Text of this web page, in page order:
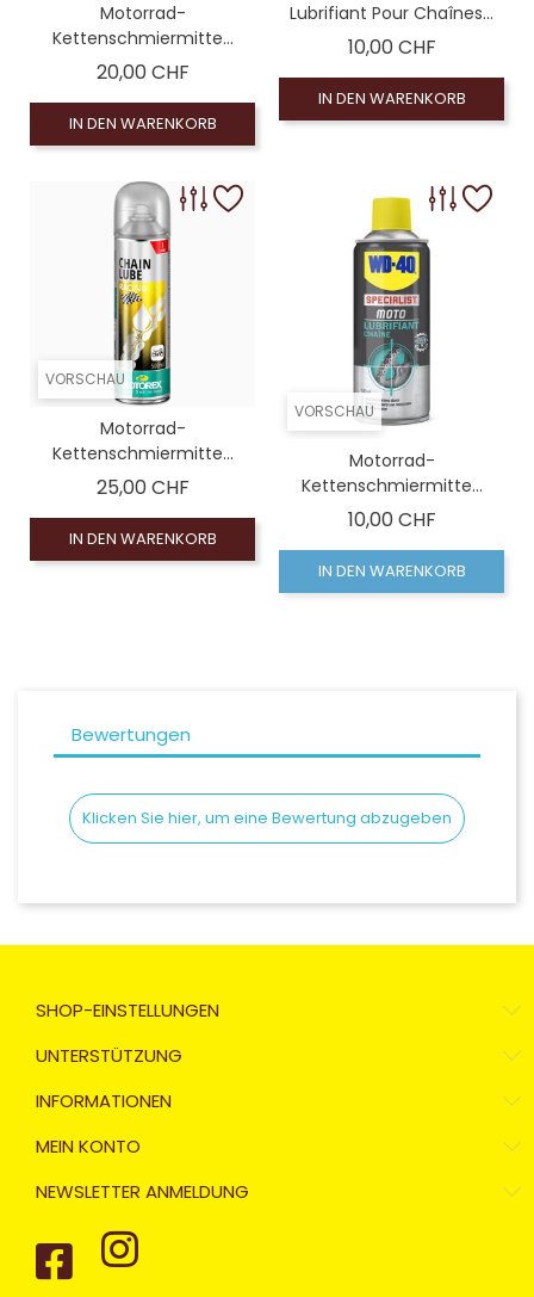
Motorrad-
Kettenschmiermitte...
20,00 CHFPreis
IN DEN WARENKORB
Lubrifiant Pour Chaînes...
10,00 CHFPreis
IN DEN WARENKORB
VORSCHAU
Motorrad-
Kettenschmiermitte...
25,00 CHFPreis
IN DEN WARENKORB
VORSCHAU
Motorrad-
Kettenschmiermitte...
10,00 CHFPreis
IN DEN WARENKORB
Bewertungen
Klicken Sie hier, um eine Bewertung abzugeben
SHOP-EINSTELLUNGEN
UNTERSTÜTZUNG
INFORMATIONEN
MEIN KONTO
NEWSLETTER ANMELDUNG